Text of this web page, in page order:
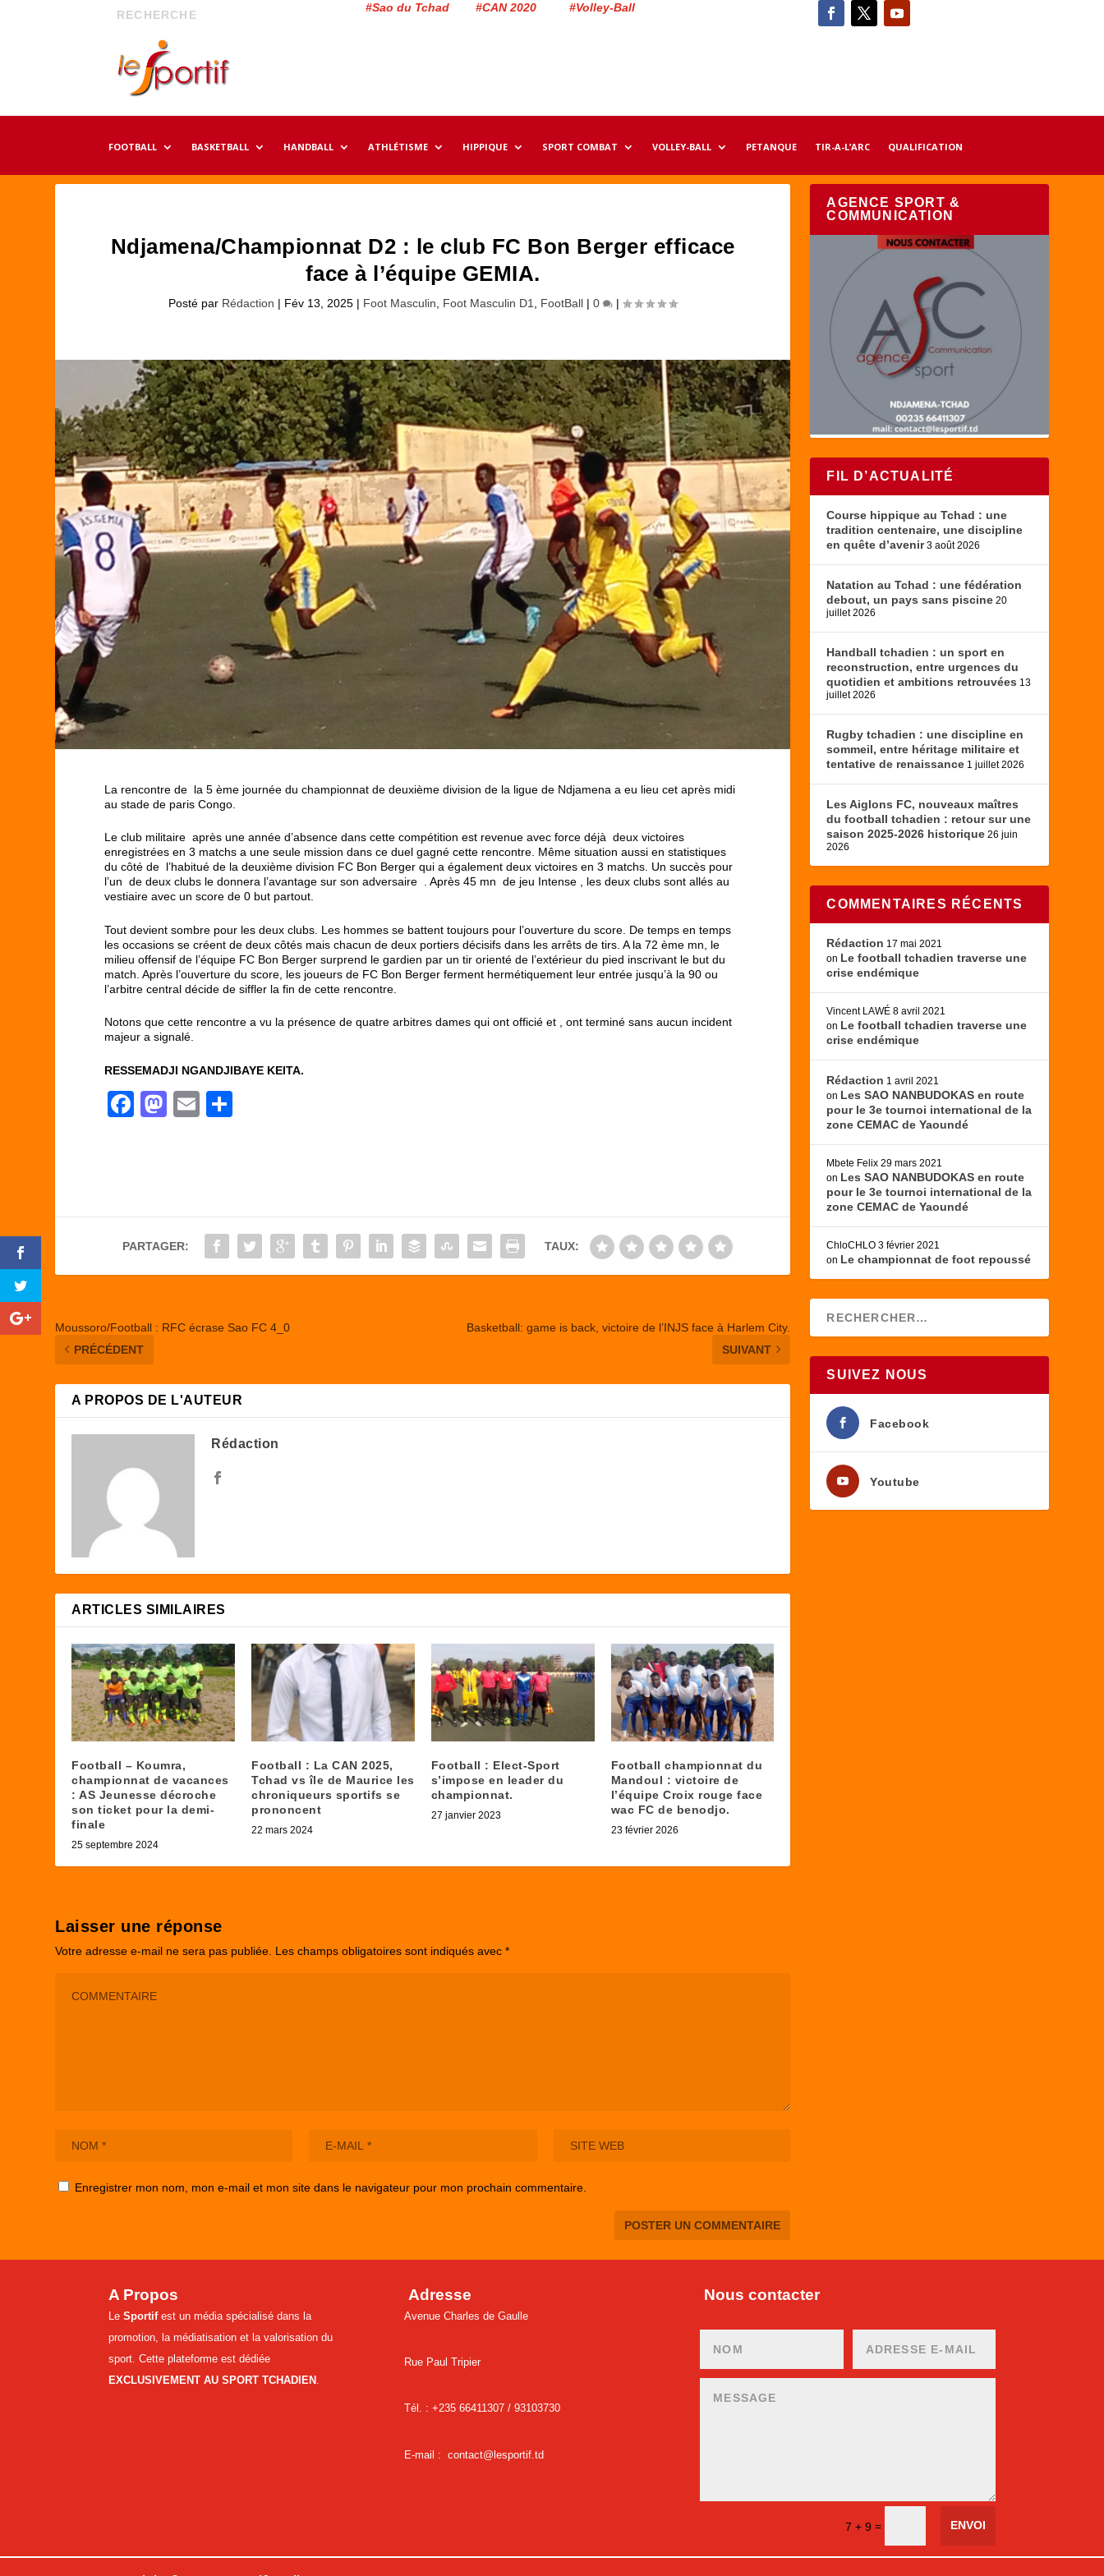
#Sao du Tchad #CAN 2020 #Volley-Ball
FOOTBALL BASKETBALL HANDBALL ATHLÉTISME HIPPIQUE SPORT COMBAT VOLLEY-BALL PETANQUE TIR-A-L’ARC QUALIFICATION
Ndjamena/Championnat D2 : le club FC Bon Berger efficace
face à l’équipe GEMIA.
Posté par Rédaction | Fév 13, 2025 | Foot Masculin Foot Masculin D1 FootBall |0 |
La rencontre de la 5 ème journée du championnat de deuxième division de la ligue de Ndjamena a eu lieu cet après midi
au stade de paris Congo.
Le club militaire après une année d’absence dans cette compétition est revenue avec force déjà deux victoires
enregistrées en 3 matchs a une seule mission dans ce duel gagné cette rencontre. Même situation aussi en statistiques
du côté de l’habitué de la deuxième division FC Bon Berger qui a également deux victoires en 3 matchs. Un succès pour
l’un de deux clubs le donnera l’avantage sur son adversaire . Après 45 mn de jeu Intense , les deux clubs sont allés au
vestiaire avec un score de 0 but partout.
Tout devient sombre pour les deux clubs. Les hommes se battent toujours pour l’ouverture du score. De temps en temps
les occasions se créent de deux côtés mais chacun de deux portiers décisifs dans les arrêts de tirs. A la 72 ème mn, le
milieu offensif de l’équipe FC Bon Berger surprend le gardien par un tir orienté de l’extérieur du pied inscrivant le but du
match. Après l’ouverture du score, les joueurs de FC Bon Berger ferment hermétiquement leur entrée jusqu’à la 90 ou
l’arbitre central décide de siffler la fin de cette rencontre.
Notons que cette rencontre a vu la présence de quatre arbitres dames qui ont officié et , ont terminé sans aucun incident
majeur a signalé.
RESSEMADJI NGANDJIBAYE KEITA.
F
b
o
M
d
o
E
er
PARTAGER: TAUX:
Moussoro/Football : RFC écrase Sao FC 4_0
PRÉCÉDENT
Basketball: game is back, victoire de l’INJS face à Harlem City.
SUIVANT
A PROPOS DE L'AUTEUR
Rédaction
ARTICLES SIMILAIRES
Football – Koumra,
championnat de vacances
: AS Jeunesse décroche
son ticket pour la demi-
finale
25 septembre 2024
Football : La CAN 2025,
Tchad vs île de Maurice les
chroniqueurs sportifs se
prononcent
22 mars 2024
Football : Elect-Sport
s’impose en leader du
championnat.
27 janvier 2023
Football championnat du
Mandoul : victoire de
l’équipe Croix rouge face
wac FC de benodjo.
23 février 2026
Laisser une réponse
Votre adresse e-mail ne sera pas publiée. Les champs obligatoires sont indiqués avec*
Enregistrer mon nom, mon e-mail et mon site dans le navigateur pour mon prochain commentaire.
AGENCE SPORT &
COMMUNICATION
FIL D’ACTUALITÉ
Course hippique au Tchad : une
tradition centenaire, une discipline
en quête d’avenir 3 août 2026
Natation au Tchad : une fédération
debout, un pays sans piscine 20
juillet 2026
Handball tchadien : un sport en
reconstruction, entre urgences du
quotidien et ambitions retrouvées 13
juillet 2026
Rugby tchadien : une discipline en
sommeil, entre héritage militaire et
tentative de renaissance 1 juillet 2026
Les Aiglons FC, nouveaux maîtres
du football tchadien : retour sur une
saison 2025-2026 historique 26 juin
2026
COMMENTAIRES RÉCENTS
Rédaction 17 mai 2021
on Le football tchadien traverse une
crise endémique
Vincent LAWÉ 8 avril 2021
on Le football tchadien traverse une
crise endémique
Rédaction 1 avril 2021
on Les SAO NANBUDOKAS en route
pour le 3e tournoi international de la
zone CEMAC de Yaoundé
Mbete Felix 29 mars 2021
on Les SAO NANBUDOKAS en route
pour le 3e tournoi international de la
zone CEMAC de Yaoundé
ChloCHLO 3 février 2021
on Le championnat de foot repoussé
SUIVEZ NOUS
Facebook
Youtube
A Propos
Le Sportifest un média spécialisé dans la
promotion, la médiatisation et la valorisation du
sport. Cette plateforme est dédiée
EXCLUSIVEMENT AU SPORT TCHADIEN
Adresse
Avenue Charles de Gaulle
Rue Paul Tripier
Tél. : +235 66411307 / 93103730
E-mail : contact@lesportif.td
Nous contacter
7 + 9= ENVOI